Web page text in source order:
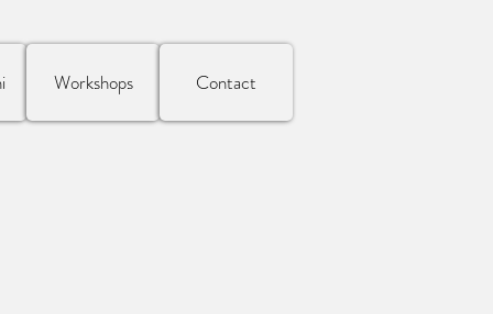
Workshops Contact